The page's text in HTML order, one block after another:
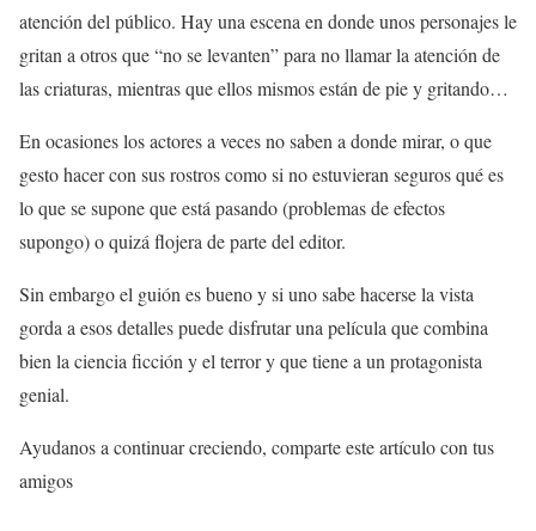
atención del público. Hay una escena en donde unos personajes le
gritan a otros que “no se levanten” para no llamar la atención de
las criaturas, mientras que ellos mismos están de pie y gritando…
En ocasiones los actores a veces no saben a donde mirar, o que
gesto hacer con sus rostros como si no estuvieran seguros qué es
lo que se supone que está pasando (problemas de efectos
supongo) o quizá flojera de parte del editor.
Sin embargo el guión es bueno y si uno sabe hacerse la vista
gorda a esos detalles puede disfrutar una película que combina
bien la ciencia ficción y el terror y que tiene a un protagonista
genial.
Ayudanos a continuar creciendo, comparte este artículo con tus
amigos